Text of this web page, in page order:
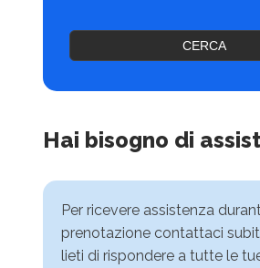
CERCA
Hai bisogno di
Per ricevere assistenza
prenotazione contattaci
lieti di rispondere a tutte le